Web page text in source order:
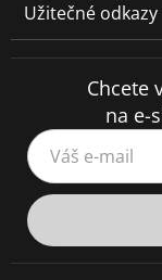
Užitečné odkazy
Chcete
na e-
Váš e-mail